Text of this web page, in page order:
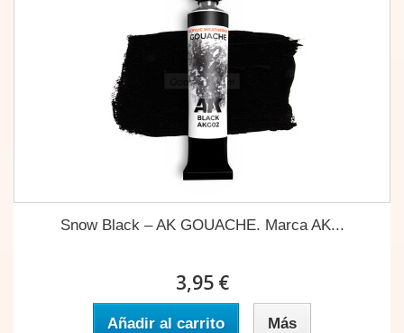
Snow Black – AK GOUACHE. Marca AK...
3,95 €
Añadir al carrito Más